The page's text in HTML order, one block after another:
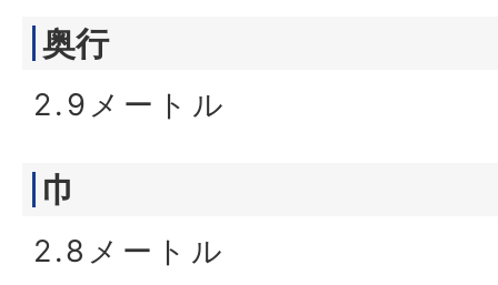
奥行
2.9メートル
巾
2.8メートル